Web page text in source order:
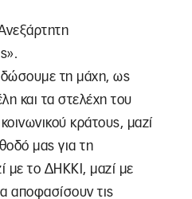
δώσουμε τη μάχη, ως
και τα στελέχη του
κράτους, μαζί
μας για τη
με το ΔΗΚΚΙ, μαζί με
αποφασίσουν τις